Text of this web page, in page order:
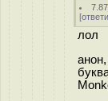
7.87
[
лол